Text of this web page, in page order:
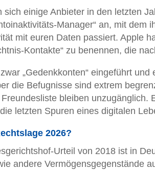
sich einige Anbieter in den letzten
Manager“ an, mit dem
mit euren Daten passiert. Apple
Kontakte“ zu benennen, die
„Gedenkkonten“ eingeführt und
die Befugnisse sind extrem
bleiben unzugänglich.
letzten Spuren eines digitalen
2026?
Urteil von 2018 ist in
andere Vermögensgegenstände